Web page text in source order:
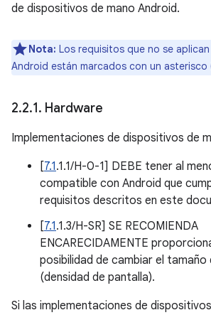
de dispositivos de mano Android.
Nota: Los requisitos que no se
Android están marcados con un asterisco
2.2.1. Hardware
Implementaciones de dispositivos de
[7.1.1.1/H-0-1] DEBE tener al
compatible con Android que
requisitos descritos en este
[7.1.1.3/H-SR] SE RECOMIENDA
ENCARECIDAMENTE
posibilidad de cambiar el tamaño
(densidad de pantalla).
Si las implementaciones de